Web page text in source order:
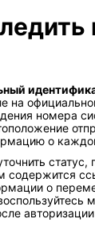
на
номера
о
содержится
о